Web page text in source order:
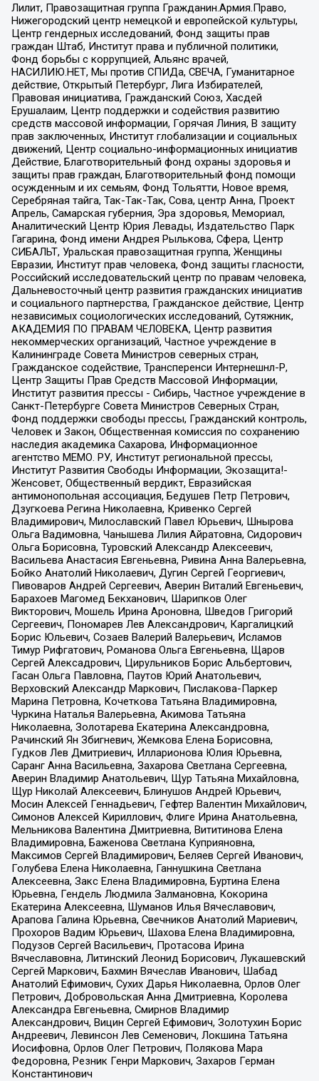
Лилит, Правозащитная группа Гражданин.Армия.Право,
Нижегородский центр немецкой и европейской культуры,
Центр гендерных исследований, Фонд защиты прав
граждан Штаб, Институт права и публичной политики,
Фонд борьбы с коррупцией, Альянс врачей,
НАСИЛИЮ.НЕТ, Мы против СПИДа, СВЕЧА, Гуманитарное
действие, Открытый Петербург, Лига Избирателей,
Правовая инициатива, Гражданский Союз, Хасдей
Ерушалаим, Центр поддержки и содействия развитию
средств массовой информации, Горячая Линия, В защиту
прав заключенных, Институт глобализации и социальных
движений, Центр социально-информационных инициатив
Действие, Благотворительный фонд охраны здоровья и
защиты прав граждан, Благотворительный фонд помощи
осужденным и их семьям, Фонд Тольятти, Новое время,
Серебряная тайга, Так-Так-Так, Сова, центр Анна, Проект
Апрель, Самарская губерния, Эра здоровья, Мемориал,
Аналитический Центр Юрия Левады, Издательство Парк
Гагарина, Фонд имени Андрея Рылькова, Сфера, Центр
СИБАЛЬТ, Уральская правозащитная группа, Женщины
Евразии, Институт прав человека, Фонд защиты гласности,
Российский исследовательский центр по правам человека,
Дальневосточный центр развития гражданских инициатив
и социального партнерства, Гражданское действие, Центр
независимых социологических исследований, Сутяжник,
АКАДЕМИЯ ПО ПРАВАМ ЧЕЛОВЕКА, Центр развития
некоммерческих организаций, Частное учреждение в
Калининграде Совета Министров северных стран,
Гражданское содействие, Трансперенси Интернешнл-Р,
Центр Защиты Прав Средств Массовой Информации,
Институт развития прессы - Сибирь, Частное учреждение в
Санкт-Петербурге Совета Министров Северных Стран,
Фонд поддержки свободы прессы, Гражданский контроль,
Человек и Закон, Общественная комиссия по сохранению
наследия академика Сахарова, Информационное
агентство МЕМО. РУ, Институт региональной прессы,
Институт Развития Свободы Информации, Экозащита!-
Женсовет, Общественный вердикт, Евразийская
антимонопольная ассоциация, Бедушев Петр Петрович,
Дзугкоева Регина Николаевна, Кривенко Сергей
Владимирович, Милославский Павел Юрьевич, Шнырова
Ольга Вадимовна, Чанышева Лилия Айратовна, Сидорович
Ольга Борисовна, Туровский Александр Алексеевич,
Васильева Анастасия Евгеньевна, Ривина Анна Валерьевна,
Бойко Анатолий Николаевич, Дугин Сергей Георгиевич,
Пивоваров Андрей Сергеевич, Аверин Виталий Евгеньевич,
Барахоев Магомед Бекханович, Шарипков Олег
Викторович, Мошель Ирина Ароновна, Шведов Григорий
Сергеевич, Пономарев Лев Александрович, Каргалицкий
Борис Юльевич, Созаев Валерий Валерьевич, Исламов
Тимур Рифгатович, Романова Ольга Евгеньевна, Щаров
Сергей Алексадрович, Цирульников Борис Альбертович,
Гасан Ольга Павловна, Паутов Юрий Анатольевич,
Верховский Александр Маркович, Пислакова-Паркер
Марина Петровна, Кочеткова Татьяна Владимировна,
Чуркина Наталья Валерьевна, Акимова Татьяна
Николаевна, Золотарева Екатерина Александровна,
Рачинский Ян Збигневич, Жемкова Елена Борисовна,
Гудков Лев Дмитриевич, Илларионова Юлия Юрьевна,
Саранг Анна Васильевна, Захарова Светлана Сергеевна,
Аверин Владимир Анатольевич, Щур Татьяна Михайловна,
Щур Николай Алексеевич, Блинушов Андрей Юрьевич,
Мосин Алексей Геннадьевич, Гефтер Валентин Михайлович,
Симонов Алексей Кириллович, Флиге Ирина Анатольевна,
Мельникова Валентина Дмитриевна, Вититинова Елена
Владимировна, Баженова Светлана Куприяновна,
Максимов Сергей Владимирович, Беляев Сергей Иванович,
Голубева Елена Николаевна, Ганнушкина Светлана
Алексеевна, Закс Елена Владимировна, Буртина Елена
Юрьевна, Гендель Людмила Залмановна, Кокорина
Екатерина Алексеевна, Шуманов Илья Вячеславович,
Арапова Галина Юрьевна, Свечников Анатолий Мариевич,
Прохоров Вадим Юрьевич, Шахова Елена Владимировна,
Подузов Сергей Васильевич, Протасова Ирина
Вячеславовна, Литинский Леонид Борисович, Лукашевский
Сергей Маркович, Бахмин Вячеслав Иванович, Шабад
Анатолий Ефимович, Сухих Дарья Николаевна, Орлов Олег
Петрович, Добровольская Анна Дмитриевна, Королева
Александра Евгеньевна, Смирнов Владимир
Александрович, Вицин Сергей Ефимович, Золотухин Борис
Андреевич, Левинсон Лев Семенович, Локшина Татьяна
Иосифовна, Орлов Олег Петрович, Полякова Мара
Федоровна, Резник Генри Маркович, Захаров Герман
Константинович